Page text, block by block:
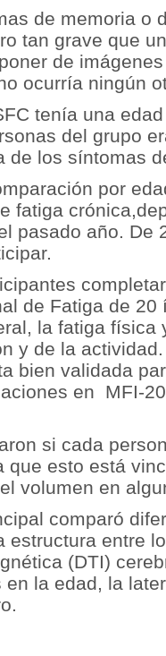
de memoria o
tan grave que
de
ocurría ningún
tenía una
del grupo
de los síntomas
por
fatiga
pasado año. De
de Fatiga de 20
la fatiga física
y de la actividad.
bien validada
en MFI-
si cada
que esto está
volumen en
comparó
estructura entre
(DTI)
en la edad, la